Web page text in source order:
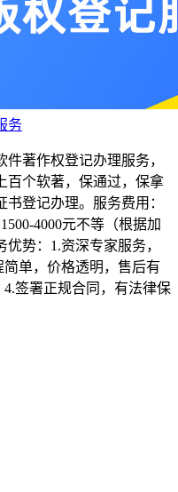
务
著作权登记办理服务，
百个软著，保通过，保拿
登记办理。服务费用：
4000元不等（根据加
势：1.资深专家服务，
单，价格透明，售后有
签署正规合同，有法律保